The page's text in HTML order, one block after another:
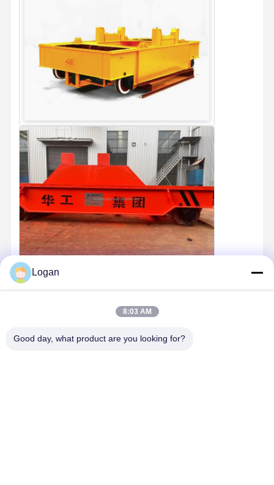
Logan
8:03 AM
Good day, what product are you looking for?